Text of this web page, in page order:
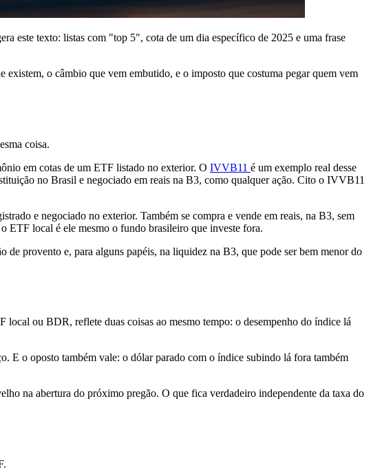
este texto: listas com "top 5", cota de um dia específico de 2025 e uma frase
o câmbio que vem embutido, e o imposto que costuma pegar quem vem
coisa.
em cotas de um ETF listado no exterior. O IVVB11 é um exemplo real desse
no Brasil e negociado em reais na B3, como qualquer ação. Cito o IVVB11
e negociado no exterior. Também se compra e vende em reais, na B3, sem
ETF local é ele mesmo o fundo brasileiro que investe fora.
de provento e, para alguns papéis, na liquidez na B3, que pode ser bem menor do
local ou BDR, reflete duas coisas ao mesmo tempo: o desempenho do índice lá
E o oposto também vale: o dólar parado com o índice subindo lá fora também
na abertura do próximo pregão. O que fica verdadeiro independente da taxa do